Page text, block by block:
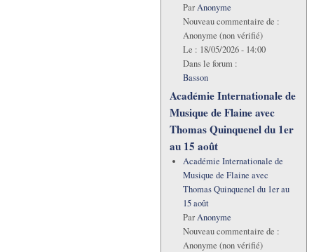
ParAnonyme
Nouveau commentaire de :
Anonyme (non vérifié)
Le : 18/05/2026 - 14:00
Dans le forum :
Basson
Académie Internationale de
Musique de Flaine avec
Thomas Quinquenel du 1er
au 15 août
Académie Internationale de
Musique de Flaine avec
Thomas Quinquenel du 1er au
15 août
ParAnonyme
Nouveau commentaire de :
Anonyme (non vérifié)